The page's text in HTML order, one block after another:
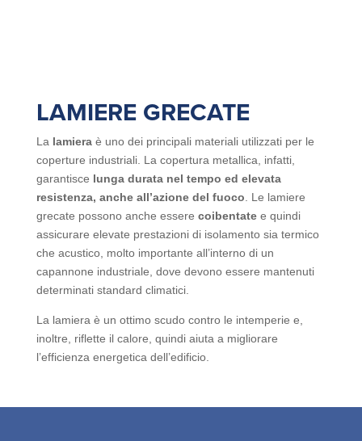
LAMIERE GRECATE
La lamieraè uno dei principali materiali utilizzati per le
coperture industriali. La copertura metallica, infatti,
garantisce lunga durata nel tempo ed elevata
resistenza, anche all’azione del fuoco . Le lamiere
grecate possono anche essere coibentatee quindi
assicurare elevate prestazioni di isolamento sia termico
che acustico, molto importante all’interno di un
capannone industriale, dove devono essere mantenuti
determinati standard climatici.
La lamiera è un ottimo scudo contro le intemperie e,
inoltre, riflette il calore, quindi aiuta a migliorare
l’efficienza energetica dell’edificio.